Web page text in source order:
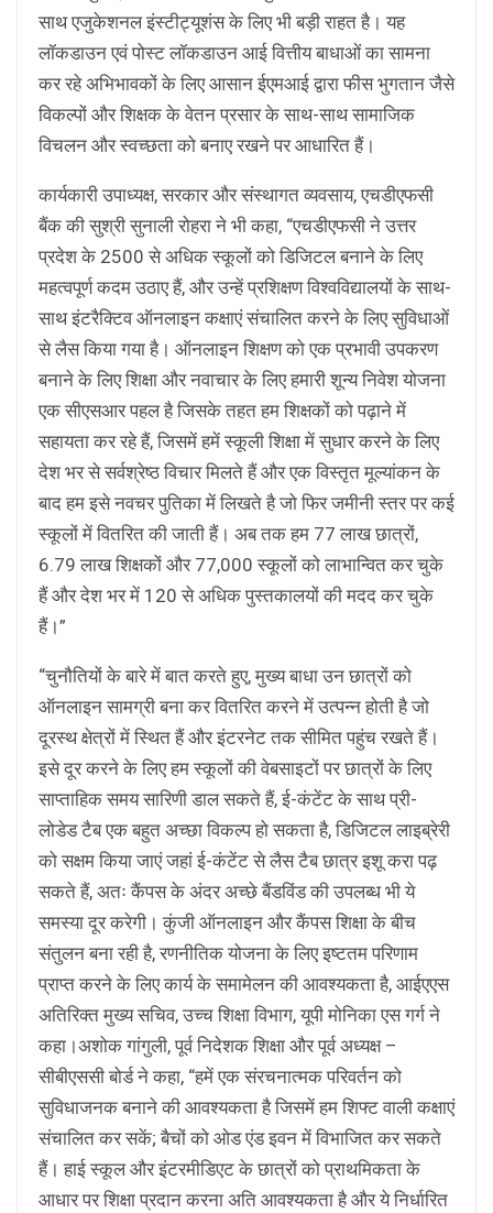
साथ एजुकेशनल इंस्टीट्यूशंस के लिए भी बड़ी राहत है। यह
लॉकडाउन एवं पोस्ट लॉकडाउन आई वित्तीय बाधाओं का सामना
कर रहे अभिभावकों के लिए आसान ईएमआई द्वारा फीस भुगतान जैसे
विकल्पों और शिक्षक के वेतन प्रसार के साथ-साथ सामाजिक
विचलन और स्वच्छता को बनाए रखने पर आधारित हैं।
कार्यकारी उपाध्यक्ष, सरकार और संस्थागत व्यवसाय, एचडीएफसी
बैंक की सुश्री सुनाली रोहरा ने भी कहा, “एचडीएफसी ने उत्तर
प्रदेश के 2500 से अधिक स्कूलों को डिजिटल बनाने के लिए
महत्वपूर्ण कदम उठाए हैं, और उन्हें प्रशिक्षण विश्वविद्यालयों के साथ-
साथ इंटरैक्टिव ऑनलाइन कक्षाएं संचालित करने के लिए सुविधाओं
से लैस किया गया है। ऑनलाइन शिक्षण को एक प्रभावी उपकरण
बनाने के लिए शिक्षा और नवाचार के लिए हमारी शून्य निवेश योजना
एक सीएसआर पहल है जिसके तहत हम शिक्षकों को पढ़ाने में
सहायता कर रहे हैं, जिसमें हमें स्कूली शिक्षा में सुधार करने के लिए
देश भर से सर्वश्रेष्ठ विचार मिलते हैं और एक विस्तृत मूल्यांकन के
बाद हम इसे नवचर पुतिका में लिखते है जो फिर जमीनी स्तर पर कई
स्कूलों में वितरित की जाती हैं। अब तक हम 77 लाख छात्रों,
6.79 लाख शिक्षकों और 77,000 स्कूलों को लाभान्वित कर चुके
हैं और देश भर में 120 से अधिक पुस्तकालयों की मदद कर चुके
हैं।”
“चुनौतियों के बारे में बात करते हुए, मुख्य बाधा उन छात्रों को
ऑनलाइन सामग्री बना कर वितरित करने में उत्पन्न होती है जो
दूरस्थ क्षेत्रों में स्थित हैं और इंटरनेट तक सीमित पहुंच रखते हैं।
इसे दूर करने के लिए हम स्कूलों की वेबसाइटों पर छात्रों के लिए
साप्ताहिक समय सारिणी डाल सकते हैं, ई-कंटेंट के साथ प्री-
लोडेड टैब एक बहुत अच्छा विकल्प हो सकता है, डिजिटल लाइब्रेरी
को सक्षम किया जाएं जहां ई-कंटेंट से लैस टैब छात्र इशू करा पढ़
सकते हैं, अतः कैंपस के अंदर अच्छे बैंडविंड की उपलब्ध भी ये
समस्या दूर करेगी। कुंजी ऑनलाइन और कैंपस शिक्षा के बीच
संतुलन बना रही है, रणनीतिक योजना के लिए इष्टतम परिणाम
प्राप्त करने के लिए कार्य के समामेलन की आवश्यकता है, आईएएस
अतिरिक्त मुख्य सचिव, उच्च शिक्षा विभाग, यूपी मोनिका एस गर्ग ने
कहा।अशोक गांगुली, पूर्व निदेशक शिक्षा और पूर्व अध्यक्ष –
सीबीएससी बोर्ड ने कहा, “हमें एक संरचनात्मक परिवर्तन को
सुविधाजनक बनाने की आवश्यकता है जिसमें हम शिफ्ट वाली कक्षाएं
संचालित कर सकें; बैचों को ओड एंड इवन में विभाजित कर सकते
हैं। हाई स्कूल और इंटरमीडिएट के छात्रों को प्राथमिकता के
आधार पर शिक्षा प्रदान करना अति आवश्यकता है और ये निर्धारित